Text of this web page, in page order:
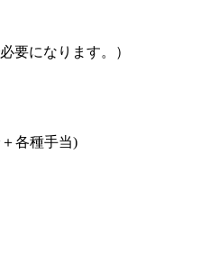
要になります。）
各種手当)